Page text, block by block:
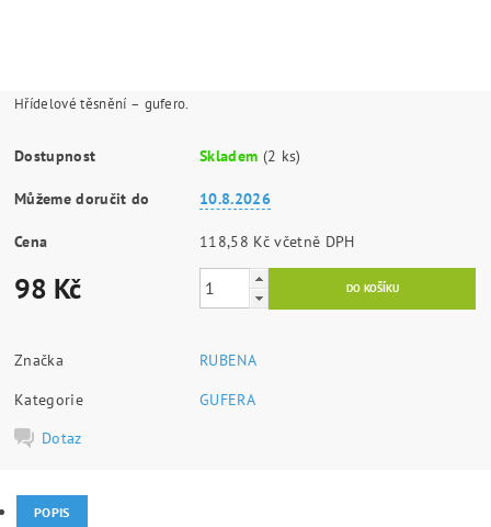
Hřídelové těsnění – gufero.
Dostupnost Skladem (2 ks)
Můžeme doručit do 10.8.2026
Cena 118,58 Kč včetně DPH
98 Kč
Značka
RUBENA
Kategorie
GUFERA
Dotaz
POPIS